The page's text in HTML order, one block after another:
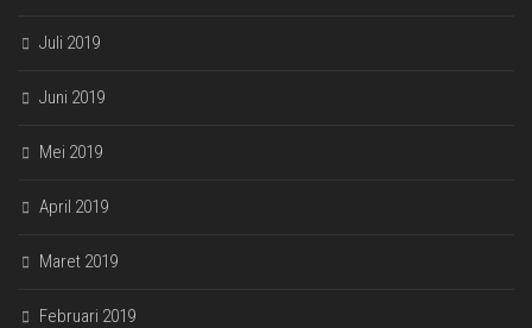
Juli 2019
Juni 2019
Mei 2019
April 2019
Maret 2019
Februari 2019